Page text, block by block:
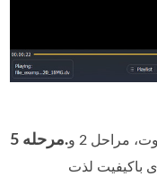
مرحله 5.برای تماشای فایل دیگری با فرمتی متفاوت، مراحل 2 و
باکیفیت لذت